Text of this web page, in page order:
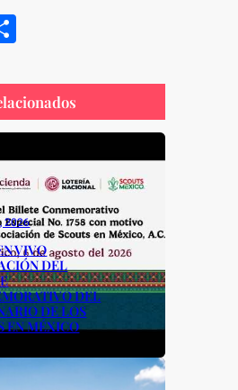
S
ar
e
2026
VIVO
DEL
DEL
DE LOS
EN MÉXICO